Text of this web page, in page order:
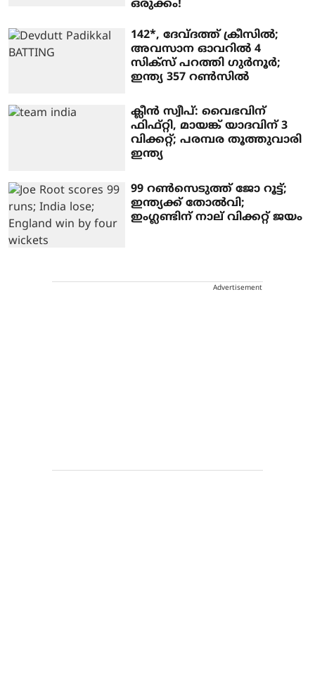
ഒരുക്കം!
142*, ദേവ്ദത്ത് ക്രീസില്‍;
അവസാന ഓവറില്‍ 4
സിക്‌സ് പറത്തി ഗുര്‍നൂര്‍;
ഇന്ത്യ 357 റണ്‍സില്‍
ക്ലീന്‍ സ്വീപ്‌: വൈഭവിന്
ഫിഫ്റ്റി, മായങ്ക് യാദവിന് 3
വിക്കറ്റ്; പരമ്പര തൂത്തുവാരി
ഇന്ത്യ
99 റണ്‍സെടുത്ത് ജോ റൂട്ട്;
ഇന്ത്യക്ക് തോല്‍വി;
ഇംഗ്ലണ്ടിന് നാല് വിക്കറ്റ് ജയം
Advertisement